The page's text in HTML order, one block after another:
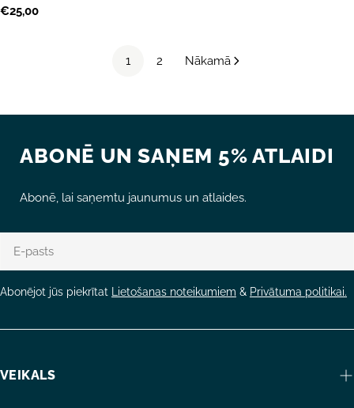
Parastā
€25,00
1 2 Nākamā
ABONĒ UN SAŅEM 5% ATLAIDI
Abonē, lai saņemtu jaunumus un atlaides.
pasts
Abonējot jūs piekrītat Lietošanas noteikumiem & Privātuma politikai.
VEIKALS